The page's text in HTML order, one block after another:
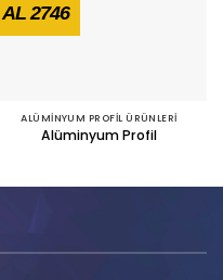
AL 2746
ALÜMİNYUM PROFİL ÜRÜNLERİ
Alüminyum Profil